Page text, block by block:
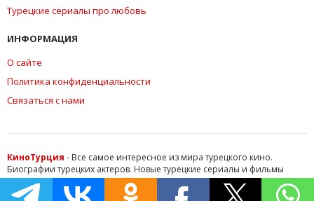
Турецкие сериалы про любовь
ИНФОРМАЦИЯ
О сайте
Политика конфиденциальности
Связаться с нами
КиноТурция - Все самое интересное из мира турецкого кино.
Биографии турецких актеров. Новые турецкие сериалы и фильмы